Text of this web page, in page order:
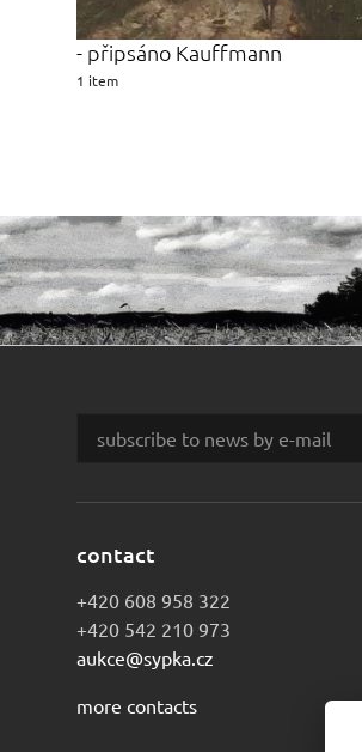
- připsáno Kauffmann
1 item
contact
+420 608 958 322
+420 542 210 973
aukce@sypka.cz
more contacts